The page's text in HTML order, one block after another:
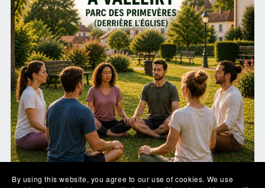
By using this website, you agree to our use of cookies. We use